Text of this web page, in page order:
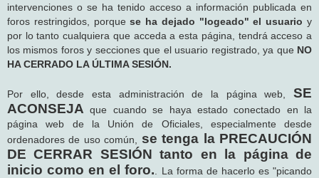
intervenciones o se ha tenido acceso a información publicada en
foros restringidos, porquese ha dejado "logeado" el usuario y
por lo tanto cualquiera que acceda a esta página, tendrá acceso a
los mismos foros y secciones que el usuario registrado, ya que NO
HA CERRADO LA ÚLTIMA SESIÓN.
Por ello, desde esta administración de la página web, SE
ACONSEJA que cuando se haya estado conectado en la
página web de la Unión de Oficiales, especialmente desde
ordenadores de uso común, se tenga la PRECAUCIÓN
DE CERRAR SESIÓN tanto en la página de
inicio como en el foro. . La forma de hacerlo es "picando